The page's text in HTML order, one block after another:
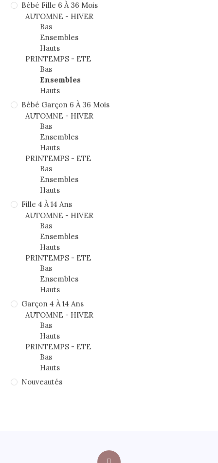
Bébé Fille 6 À 36 Mois
AUTOMNE - HIVER
Bas
Ensembles
Hauts
PRINTEMPS - ETE
Bas
Ensembles
Hauts
Bébé Garçon 6 À 36 Mois
AUTOMNE - HIVER
Bas
Ensembles
Hauts
PRINTEMPS - ETE
Bas
Ensembles
Hauts
Fille 4 À 14 Ans
AUTOMNE - HIVER
Bas
Ensembles
Hauts
PRINTEMPS - ETE
Bas
Ensembles
Hauts
Garçon 4 À 14 Ans
AUTOMNE - HIVER
Bas
Hauts
PRINTEMPS - ETE
Bas
Hauts
Nouveautés